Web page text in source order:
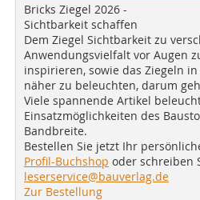
Bricks Ziegel 2026 -
Sichtbarkeit schaffen
Dem Ziegel Sichtbarkeit zu
Anwendungsvielfalt vor Augen
inspirieren, sowie das Ziegeln
näher zu beleuchten, darum
Viele spannende Artikel
Einsatzmöglichkeiten des
Bandbreite.
Bestellen Sie jetzt Ihr
Profil-Buchshop oder schreiben
leserservice@bauverlag.de
Zur Bestellung